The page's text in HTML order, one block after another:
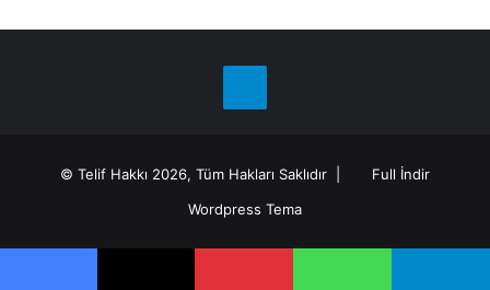
© Telif Hakkı 2026, Tüm Hakları Saklıdır |
Full İndir
Wordpress Tema